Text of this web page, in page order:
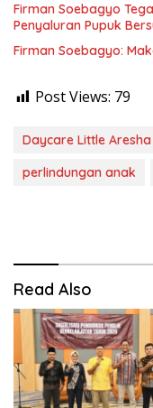
Firman Soebagyo
Penyaluran Pupuk
Firman Soebagyo:
Post Views: 79
Daycare Little Aresha
perlindungan anak
Read Also